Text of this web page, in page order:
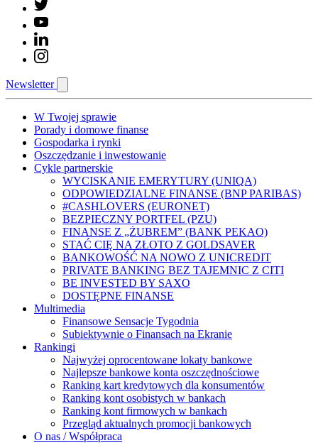
Newsletter
W Twojej sprawie
Porady i domowe finanse
Gospodarka i rynki
Oszczędzanie i inwestowanie
Cykle partnerskie
WYCISKANIE EMERYTURY (UNIQA)
ODPOWIEDZIALNE FINANSE (BNP PARIBAS)
#CASHLOVERS (EURONET)
BEZPIECZNY PORTFEL (PZU)
FINANSE Z „ŻUBREM” (BANK PEKAO)
STAĆ CIĘ NA ZŁOTO Z GOLDSAVER
BANKOWOŚĆ NA NOWO Z UNICREDIT
PRIVATE BANKING BEZ TAJEMNIC Z CITI
BE INVESTED BY SAXO
DOSTĘPNE FINANSE
Multimedia
Finansowe Sensacje Tygodnia
Subiektywnie o Finansach na Ekranie
Rankingi
Najwyżej oprocentowane lokaty bankowe
Najlepsze bankowe konta oszczędnościowe
Ranking kart kredytowych dla konsumentów
Ranking kont osobistych w bankach
Ranking kont firmowych w bankach
Przegląd aktualnych promocji bankowych
O nas / Współpraca